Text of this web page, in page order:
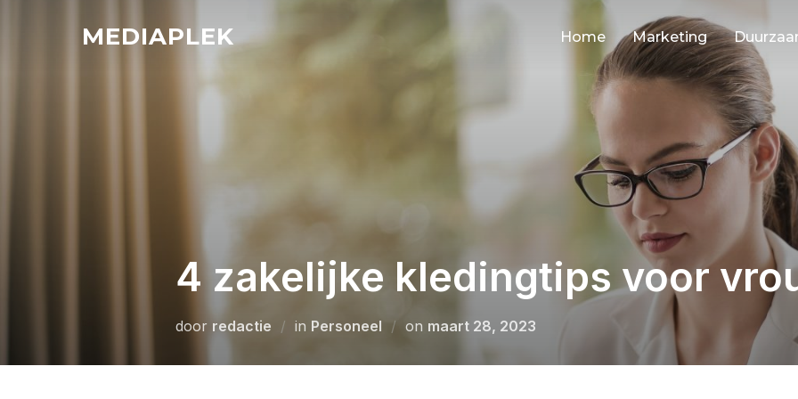
MEDIAPLEK Home Marketing
4 zakelijke kledingtips voor
door redactie in Personeel on Geplaatst
maart 28, 2023